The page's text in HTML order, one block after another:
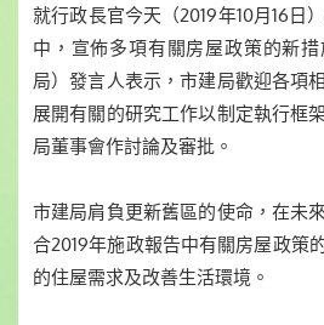
就行政長官今天（2019年10月16日
中，宣佈多項有關房屋政策的新
局）發言人表示，市建局歡迎各項
展開有關的研究工作以制定執行框
局董事會作討論及審批。
市建局肩負更新舊區的使命，在未
合2019年施政報告中有關房屋政策
的住屋需求及改善生活環境。